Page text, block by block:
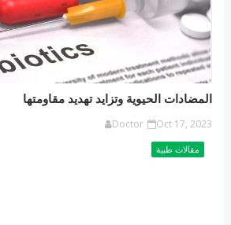
المضادات الحيوية وتزايد تهديد مقاومتها
Doctor Oct 17, 2023
مقالات طبية